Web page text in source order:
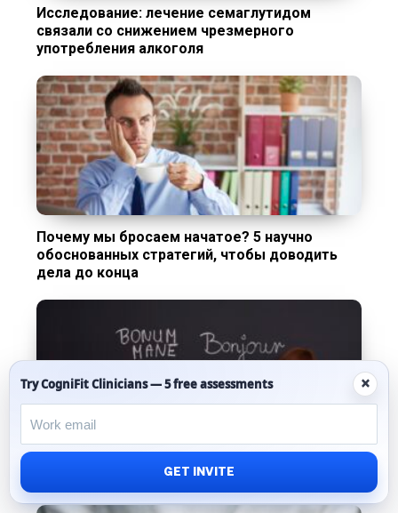
Исследование: лечение семаглутидом
связали со снижением чрезмерного
употребления алкоголя
Почему мы бросаем начатое? 5 научно
обоснованных стратегий, чтобы доводить
дела до конца
языками: новое исследование
Try CogniFit Clinicians — 5 free assessments ×
GET INVITE